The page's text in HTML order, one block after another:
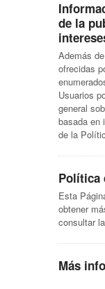
de la
Además
ofrecidas
Usuarios
general
basada en
de la
Política
Esta
obtener
consultar la
Más